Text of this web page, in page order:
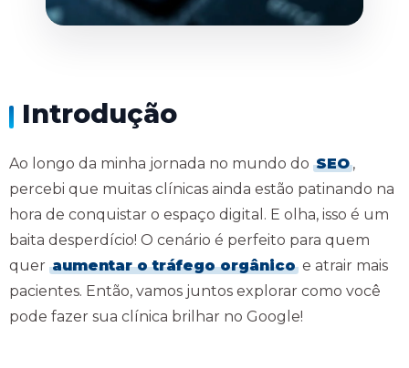
Introdução
Ao longo da minha jornada no mundo do SEO ,
percebi que muitas clínicas ainda estão patinando na
hora de conquistar o espaço digital. E olha, isso é um
baita desperdício! O cenário é perfeito para quem
quer aumentar o tráfego orgânico e atrair mais
pacientes. Então, vamos juntos explorar como você
pode fazer sua clínica brilhar no Google!